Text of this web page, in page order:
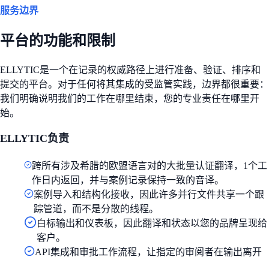
服务边界
平台的功能和限制
ELLYTIC是一个在记录的权威路径上进行准备、验证、排序和
提交的平台。对于任何将其集成的受监管实践，边界都很重要：
我们明确说明我们的工作在哪里结束，您的专业责任在哪里开
始。
ELLYTIC负责
跨所有涉及希腊的欧盟语言对的大批量认证翻译，1个工
作日内返回，并与案例记录保持一致的音译。
案例导入和结构化接收，因此许多并行文件共享一个跟
踪管道，而不是分散的线程。
白标输出和仪表板，因此翻译和状态以您的品牌呈现给
客户。
API集成和审批工作流程，让指定的审阅者在输出离开